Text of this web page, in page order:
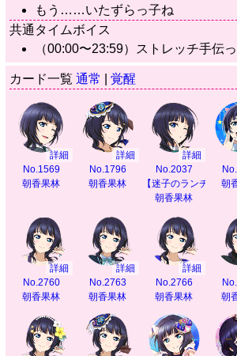
もう……いたずらっ子ね
共通タイムボイス
（00:00〜23:59）ストレッチ手伝
カード一覧 通常 覚醒
詳細
No.1569
朝香果林
詳細
No.1796
朝香果林
詳細
No.2037
【迷子のランチタイ
朝香果林
朝
詳細
No.2760
朝香果林
詳細
No.2763
朝香果林
詳細
No.2766
朝香果林
朝